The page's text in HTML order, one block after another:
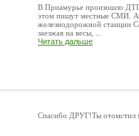
В Приамурье произошло
этом пишут местные СМИ.
железнодорожной станции
заезжая на весы, ...
Читать дальше
Спасибо ДРУГ!Ты отомстил